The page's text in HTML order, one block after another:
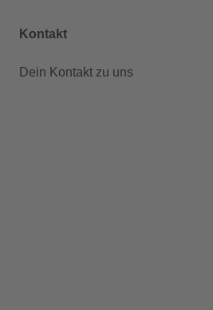
Kontakt
Dein Kontakt zu uns